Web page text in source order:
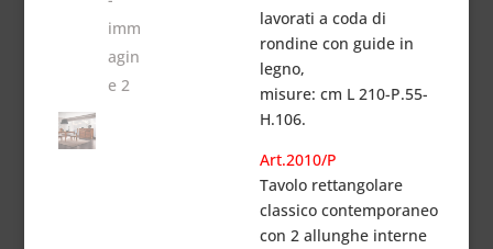
lavorati a coda di
rondine con guide in
legno,
misure: cm L 210-P.55-
H.106.
Art.2010/P
Tavolo rettangolare
classico contemporaneo
con 2 allunghe interne